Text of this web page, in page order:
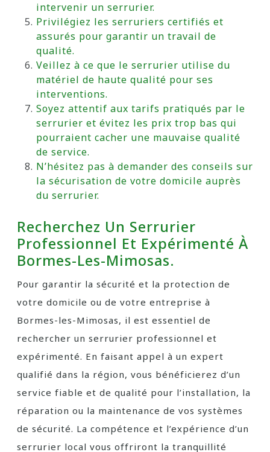
intervenir un serrurier.
Privilégiez les serruriers certifiés et
assurés pour garantir un travail de
qualité.
Veillez à ce que le serrurier utilise du
matériel de haute qualité pour ses
interventions.
Soyez attentif aux tarifs pratiqués par le
serrurier et évitez les prix trop bas qui
pourraient cacher une mauvaise qualité
de service.
N’hésitez pas à demander des conseils sur
la sécurisation de votre domicile auprès
du serrurier.
Recherchez Un Serrurier
Professionnel Et Expérimenté À
Bormes-Les-Mimosas.
Pour garantir la sécurité et la protection de
votre domicile ou de votre entreprise à
Bormes-les-Mimosas, il est essentiel de
rechercher un serrurier professionnel et
expérimenté. En faisant appel à un expert
qualifié dans la région, vous bénéficierez d’un
service fiable et de qualité pour l’installation, la
réparation ou la maintenance de vos systèmes
de sécurité. La compétence et l’expérience d’un
serrurier local vous offriront la tranquillité